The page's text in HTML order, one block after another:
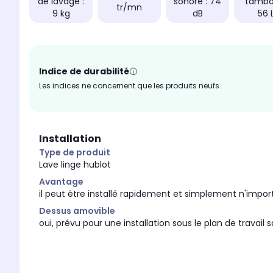
9 kg
tr/mn
dB
56
Indice de durabilité
Les indices ne concernent que les produits neufs.
Installation
Type de produit
Lave linge hublot
Avantage
il peut être installé rapidement et simplement
Dessus amovible
oui, prévu pour une installation sous le plan de